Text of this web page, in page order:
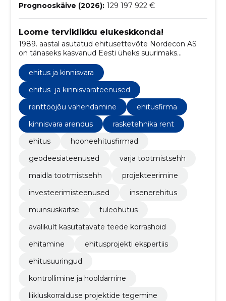
Prognooskäive (2026): 129 197 922 €
Loome terviklikku elukeskkonda!
1989. aastal asutatud ehitusettevõte Nordecon AS
on tänaseks kasvanud Eesti üheks suurimaks
ehituskontserniks.
ehitus ja kinnisvara
ehitus- ja kinnisvarateenused
renttööjõu vahendamine
ehitusfirma
kinnisvara arendus
rasketehnika rent
ehitus
hooneehitusfirmad
geodeesiateenused
varja tootmistsehh
maidla tootmistsehh
projekteerimine
investeerimisteenused
insenerehitus
muinsuskaitse
tuleohutus
avalikult kasutatavate teede korrashoid
ehitamine
ehitusprojekti ekspertiis
ehitusuuringud
kontrollimine ja hooldamine
liikluskorralduse projektide tegemine